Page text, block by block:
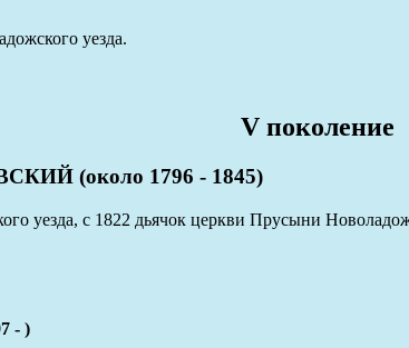
уезда.
V поколение
(около 1796 - 1845)
уезда, с 1822 дьячок церкви Прусыни
- )